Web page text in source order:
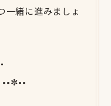
一緒に進みましょ